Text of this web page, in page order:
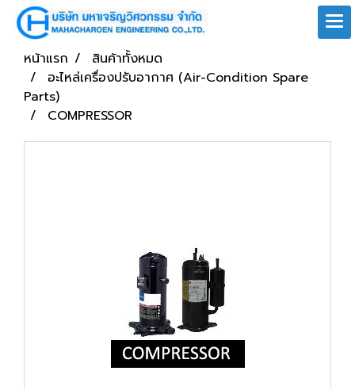
หน้าแรก
สินค้าทั้งหมด
อะไหล่เครื่องปรับอากาศ (Air-Condition Spare
Parts)
COMPRESSOR